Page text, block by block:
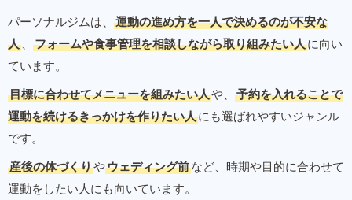
パーソナルジムは、
運動の進め方を一人で決めるのが不安な
人 、 フォームや食事管理を相談しながら取り組みたい人に向い
ています。
目標に合わせてメニューを組みたい人や、
予約を入れることで
運動を続けるきっかけを作りたい人にも選ばれやすいジャンル
です。
産後の体づくりやウェディング前など、時期や目的に合わせて
運動をしたい人にも向いています。